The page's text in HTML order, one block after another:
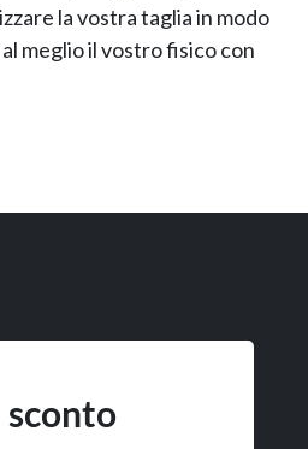
la vostra taglia in modo
meglio il vostro fisico con
sconto